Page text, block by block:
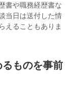
書や職務経歴書な
当日は送付した情
えることもありま
ものを事前